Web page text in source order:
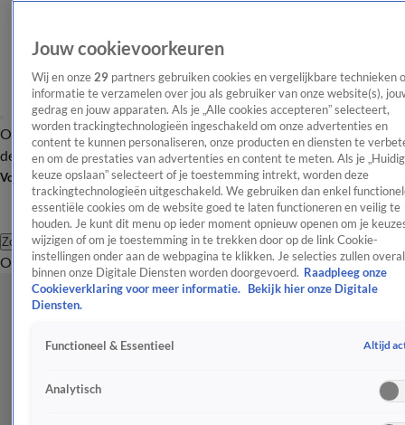
OverzichtAfleveringen Entertainment TV Algemeen
Tip
de redactieNieuwsbrief
Volg Shownieuws
Zoeken
OverzichtEntertainmentSpraakmakendRealityCrimeVideo's
Jouw cookievoorkeuren
Wij en onze 29 partners gebruiken cookies en vergelijkbare technieken
informatie te verzamelen over jou als gebruiker van onze website(s),
gedrag en jouw apparaten. Als je „Alle cookies accepteren” selecteert,
worden trackingtechnologieën ingeschakeld om onze advertenties en
content te kunnen personaliseren, onze producten en diensten te
en om de prestaties van advertenties en content te meten. Als je
keuze opslaan” selecteert of je toestemming intrekt, worden deze
trackingtechnologieën uitgeschakeld. We gebruiken dan enkel
essentiële cookies om de website goed te laten functioneren en veilig te
houden. Je kunt dit menu op ieder moment opnieuw openen om je
wijzigen of om je toestemming in te trekken door op de link Cookie-
instellingen onder aan de webpagina te klikken. Je selecties zullen overal
binnen onze Digitale Diensten worden doorgevoerd. Raadpleeg onze
Cookieverklaring voor meer informatie.
Bekijk hier onze Digitale
Diensten.
Functioneel & Essentieel Altijd
Analytisch